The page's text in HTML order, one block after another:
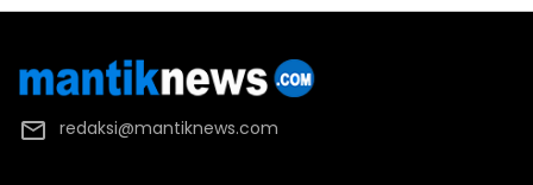
redaksi@mantiknews.com